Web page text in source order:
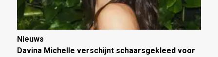
Nieuws
Davina Michelle verschijnt schaarsgekleed voor